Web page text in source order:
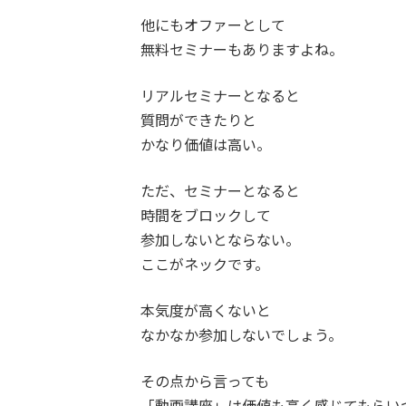
他にもオファーとして
無料セミナーもありますよね。
リアルセミナーとなると
質問ができたりと
かなり価値は高い。
ただ、セミナーとなると
時間をブロックして
参加しないとならない。
ここがネックです。
本気度が高くないと
なかなか参加しないでしょう。
その点から言っても